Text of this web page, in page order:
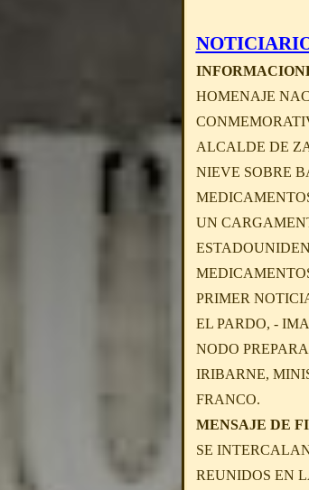
HOMENAJE
ALCALDE DE
NIEVE SOBRE
UN
PRIMER
EL PARDO, -
NODO
IRIBARNE,
FRANCO.
MENSAJE DE
SE
REUNIDOS EN